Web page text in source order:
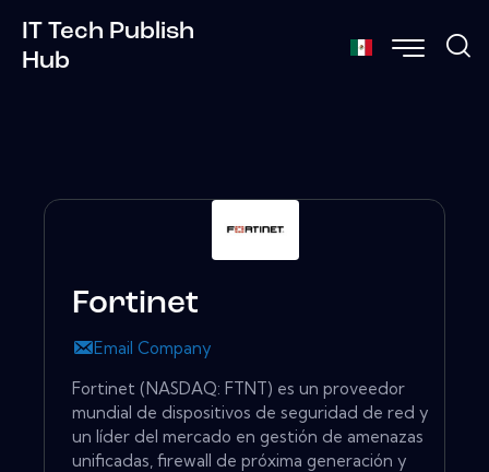
IT Tech Publish
Hub
Fortinet
Email Company
Fortinet (NASDAQ: FTNT) es un proveedor
mundial de dispositivos de seguridad de red y
un líder del mercado en gestión de amenazas
unificadas, firewall de próxima generación y